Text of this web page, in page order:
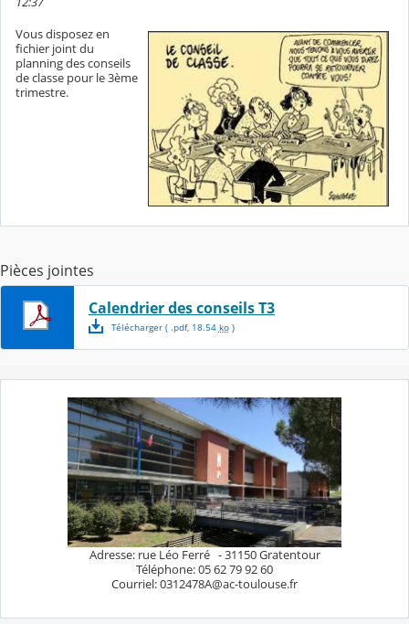
Vous disposez en
fichier joint du
planning des conseils
de classe pour le 3ème
trimestre.
Pièces jointes
Calendrier des conseils T3
Télécharger( .pdf, 18.54 ko)
Adresse: rue Léo Ferré - 31150 Gratentour
Téléphone: 05 62 79 92 60
Courriel: 0312478A@ac-toulouse.fr